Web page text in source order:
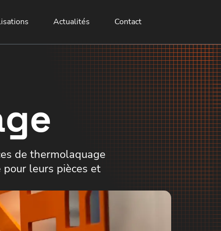
Actualités Contact
de thermolaquage
leurs pièces et